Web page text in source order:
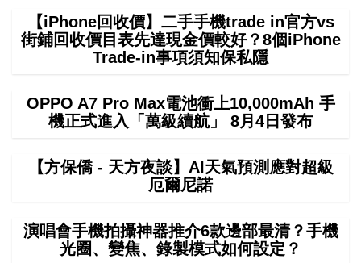
【iPhone回收價】二手手機trade in官方vs
街鋪回收價目表先達現金價較好？8個iPhone
Trade-in事項須知保私隱
OPPO A7 Pro Max電池衝上10,000mAh 手
機正式進入「萬級續航」 8月4日發布
【方保僑 - 天方夜談】AI天氣預測應對超級
厄爾尼諾
演唱會手機拍攝神器推介6款邊部最清？手機
光圈、變焦、錄製模式如何設定？